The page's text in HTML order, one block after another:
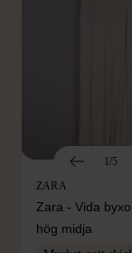
1/5
ZARA
Zara - Vida
hög midja